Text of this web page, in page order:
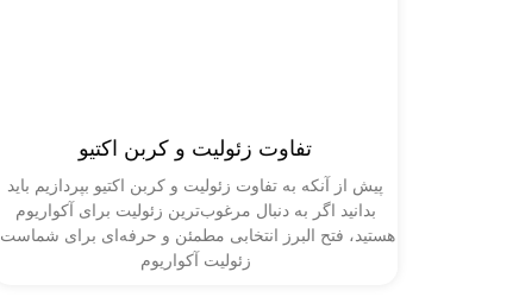
تفاوت زئولیت و کربن اکتیو
پیش از آنکه به تفاوت زئولیت و کربن اکتیو بپردازیم باید
بدانید اگر به دنبال مرغوب‌ترین زئولیت برای آکواریوم
هستید، فتح البرز انتخابی مطمئن و حرفه‌ای برای شماست.
زئولیت آکواریوم